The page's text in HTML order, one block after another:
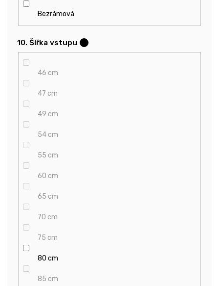
Bezrámová
10. Šířka vstupu
46 cm
47 cm
49 cm
54 cm
55 cm
60 cm
65 cm
70 cm
75 cm
80 cm
85 cm